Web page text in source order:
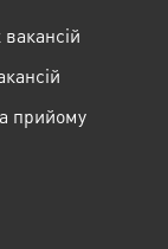
прийому